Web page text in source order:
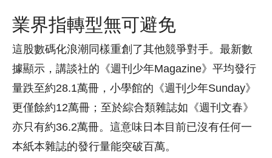
業界指轉型無可避免
這股數碼化浪潮同樣重創了其他競爭對手。最新數
據顯示，講談社的《週刊少年Magazine》平均發行
量跌至約28.1萬冊，小學館的《週刊少年Sunday》
更僅餘約12萬冊；至於綜合類雜誌如《週刊文春》
亦只有約36.2萬冊。這意味日本目前已沒有任何一
本紙本雜誌的發行量能突破百萬。